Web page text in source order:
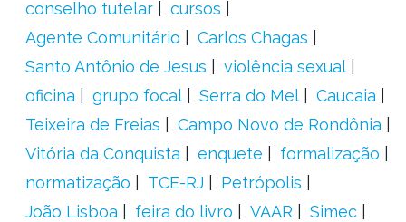
conselho tutelar
cursos
Agente Comunitário
Carlos Chagas
Santo Antônio de Jesus
violência sexual
oficina
grupo focal Serra do Mel
Caucaia
Teixeira de Freias
Campo Novo de Rondônia
Vitória da Conquista
enquete
formalização
normatização
TCE-RJ
Petrópolis
João Lisboa
feira do livro VAAR
Simec